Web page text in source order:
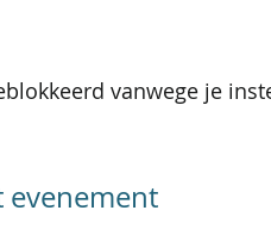
vanwege je
evenement